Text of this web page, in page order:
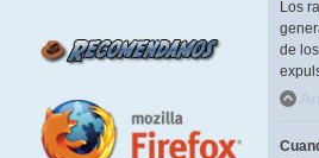
Los
de